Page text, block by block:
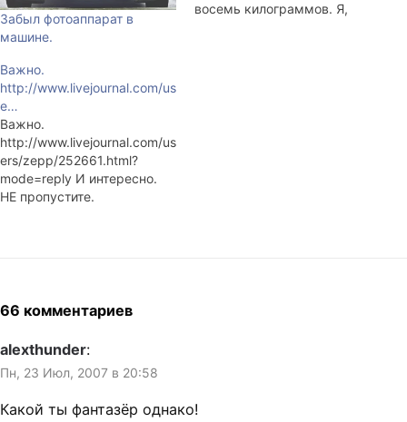
Забыл фотоаппарат в
машине.
восемь килограммов. Я,
Важно.
http://www.livejournal.com/us
e…
Важно.
http://www.livejournal.com/us
ers/zepp/252661.html?
mode=reply И интересно.
НЕ пропустите.
66 комментариев
alexthunder:
Пн, 23 Июл, 2007 в 20:58
Какой ты фантазёр однако!